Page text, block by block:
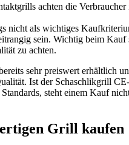
achten die
nicht als wichtiges
sein. Wichtig beim Kauf
zu achten.
sehr preiswert erhältlich
Ist der Schaschlikgrill
steht einem Kauf
Grill kaufen